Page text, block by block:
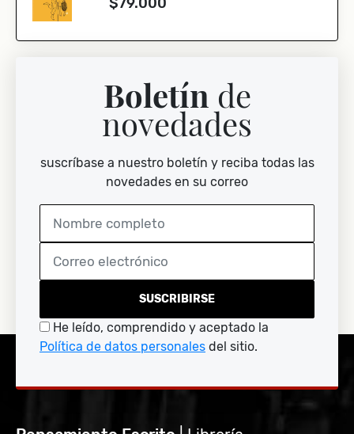
Boletín de
novedades
suscríbase a nuestro boletín y reciba todas las
novedades en su correo
SUSCRIBIRSE
He leído, comprendido y aceptado la
Política de datos personales del sitio.